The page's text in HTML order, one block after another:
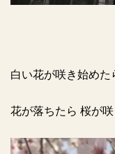
白い花が咲き始めた
花が落ちたら 桜が咲